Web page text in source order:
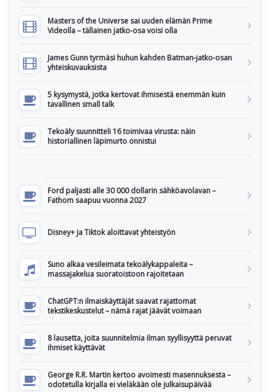
Masters of the Universe sai uuden elämän Prime
Videolla – tällainen jatko-osa voisi olla
James Gunn tyrmäsi huhun kahden Batman-jatko-osan
yhteiskuvauksista
5 kysymystä, jotka kertovat ihmisestä enemmän kuin
tavallinen small talk
Tekoäly suunnitteli 16 toimivaa virusta: näin
historiallinen läpimurto onnistui
Ford paljasti alle 30 000 dollarin sähköavolavan –
Fathom saapuu vuonna 2027
Disney+ ja Tiktok aloittavat yhteistyön
Suno alkaa vesileimata tekoälykappaleita –
massajakelua suoratoistoon rajoitetaan
ChatGPT:n ilmaiskäyttäjät saavat rajattomat
tekstikeskustelut – nämä rajat jäävät voimaan
8 lausetta, joita suunnitelmia ilman syyllisyyttä peruvat
ihmiset käyttävät
George R.R. Martin kertoo avoimesti masennuksesta –
odotetulla kirjalla ei vieläkään ole julkaisupäivää